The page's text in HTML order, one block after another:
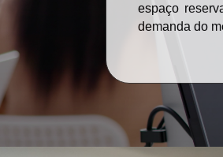
espaço
demanda do